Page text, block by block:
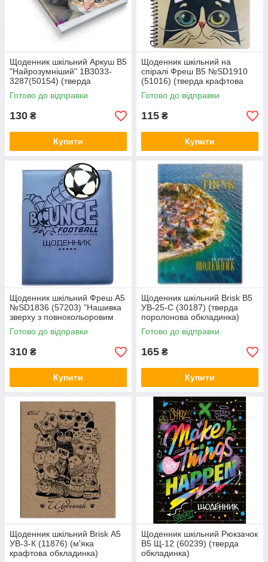
Щоденник шкільний Аркуш В5
"Найрозумніший" 1В3033-
3287(50154) (тверда
поролонова обкладинка)
Готово до відправки
130 ₴
Купити
Щоденник шкільний на
спіралі Фреш B5 №SD1910
(51016) (тверда крафтова
обкладинка з вирубкою)
Готово до відправки
115 ₴
Купити
Щоденник шкільний Фреш А5
№SD1836 (57203) "Нашивка
зверху з повнокольоровим
друком" (шкірзамова ти
Готово до відправки
310 ₴
Купити
Щоденник шкільний Brisk В5
УВ-25-С (30187) (тверда
поролонова обкладинка)
Готово до відправки
165 ₴
Купити
Щоденник шкільний Brisk А5
УВ-3-К (11876) (м'яка
крафтова обкладинка)
Щоденник шкільний Рюкзачок
В5 Щ-12 (60239) (тверда
обкладинка)